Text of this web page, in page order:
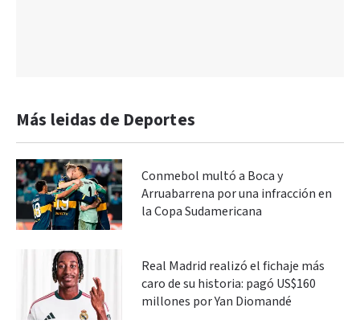
Más leidas de Deportes
Conmebol multó a Boca y
Arruabarrena por una infracción en
la Copa Sudamericana
Real Madrid realizó el fichaje más
caro de su historia: pagó US$160
millones por Yan Diomandé